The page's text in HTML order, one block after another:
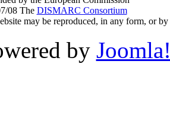
08 The DISMARC Consortium
may be reproduced, in any form, or
by